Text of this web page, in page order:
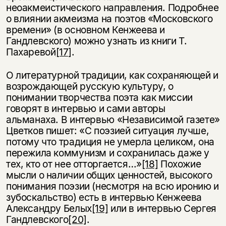
неоакмеистического направления. Подробнее
о влиянии акмеизма на поэтов «Московского
времени» (в основном Кенжеева и
Гандлевского) можно узнать из книги Т.
Пахаревой[17].
О литературной традиции, как сохраняющей и
возрождающей русскую культуру, о
понимании творчества поэта как миссии
говорят в интервью и сами авторы
альманаха. В интервью «Независимой газете»
Цветков пишет: «С поэзией ситуация лучше,
потому что традиция не умерла целиком, она
пережила коммунизм и сохранилась даже у
тех, кто от нее отторгается…»[18] Похожие
мысли о наличии общих ценностей, высокого
понимания поэзии (несмотря на всю иронию и
зубоскальство) есть в интервью Кенжеева
Александру Белых[19] или в интервью Сергея
Гандлевского[20].